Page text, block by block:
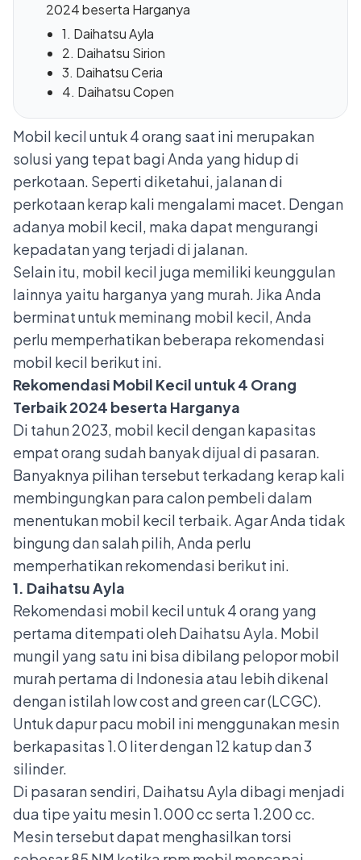
2024 beserta Harganya
1. Daihatsu Ayla
2. Daihatsu Sirion
3. Daihatsu Ceria
4. Daihatsu Copen
Mobil kecil untuk 4 orang saat ini merupakan
solusi yang tepat bagi Anda yang hidup di
perkotaan. Seperti diketahui, jalanan di
perkotaan kerap kali mengalami macet. Dengan
adanya mobil kecil, maka dapat mengurangi
kepadatan yang terjadi di jalanan.
Selain itu, mobil kecil juga memiliki keunggulan
lainnya yaitu harganya yang murah. Jika Anda
berminat untuk meminang mobil kecil, Anda
perlu memperhatikan beberapa rekomendasi
mobil kecil berikut ini.
Rekomendasi Mobil Kecil untuk 4 Orang
Terbaik 2024 beserta Harganya
Di tahun 2023, mobil kecil dengan kapasitas
empat orang sudah banyak dijual di pasaran.
Banyaknya pilihan tersebut terkadang kerap kali
membingungkan para calon pembeli dalam
menentukan mobil kecil terbaik. Agar Anda tidak
bingung dan salah pilih, Anda perlu
memperhatikan rekomendasi berikut ini.
1. Daihatsu Ayla
Rekomendasi mobil kecil untuk 4 orang yang
pertama ditempati olehDaihatsu Ayla. Mobil
mungil yang satu ini bisa dibilang pelopor mobil
murah pertama di Indonesia atau lebih dikenal
dengan istilah low cost and green car (LCGC).
Untuk dapur pacu mobil ini menggunakan mesin
berkapasitas 1.0 liter dengan 12 katup dan 3
silinder.
Di pasaran sendiri, Daihatsu Ayla dibagi menjadi
dua tipe yaitu mesin 1.000 cc serta 1.200 cc.
Mesin tersebut dapat menghasilkan torsi